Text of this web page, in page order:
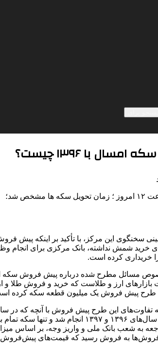
با ۱۳۹۶ چیست؟
سخنگوی این مرکز، با تأکید بر اینکه
خریداری کرده است.
بازارهای ارز و طلاست که خرید و فروش طلا
طرح پیش فروش یک میلیون قطعه سکه کرده
پیش‌فروش‌های قبلی در ۱۴ مرحله در
به شعب بانک ملی و واریز وجه، بر اساس
فروش رسید که قیمت‌های پیش‌فروش، بسته به زمان